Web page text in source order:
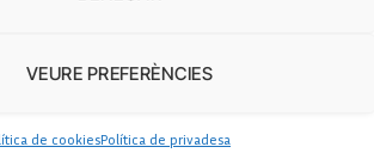
VEURE PREFERÈNCIES
de cookiesPolítica de privadesa